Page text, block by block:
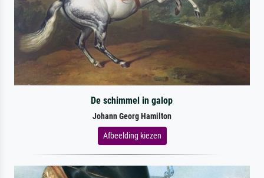
De schimmel in galop
Johann Georg Hamilton
Afbeelding kiezen